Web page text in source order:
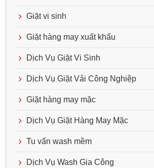
Giặt vi sinh
Giặt hàng may xuất khẩu
Dịch Vụ Giặt Vi Sinh
Dịch Vụ Giặt Vải Công Nghiệp
Giặt hàng may mặc
Dịch Vụ Giặt Hàng May Mặc
Tu vấn wash mềm
Dịch Vụ Wash Gia Công